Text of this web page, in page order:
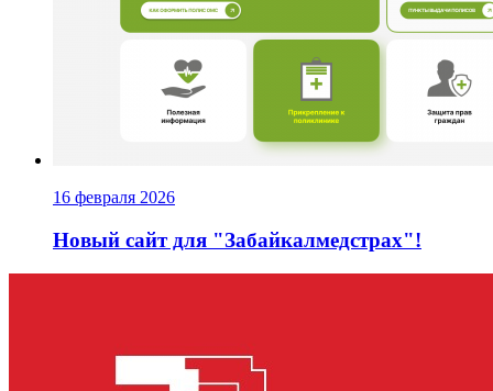
16 февраля 2026
Новый сайт для "Забайкалмедстрах"!